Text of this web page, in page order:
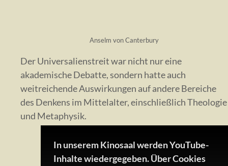
Anselm von Canterbury
Der Universalienstreit war nicht nur eine
akademische Debatte, sondern hatte auch
weitreichende Auswirkungen auf andere Bereiche
des Denkens im Mittelalter, einschließlich Theologie
und Metaphysik.
In unserem Kinosaal werden YouTube-
Inhalte wiedergegeben. Über Cookies